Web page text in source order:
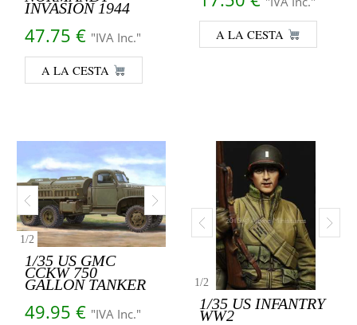
INVASION 1944
47.75 € "IVA Inc."
A LA CESTA
A LA CESTA
1 /2
1/35 US GMC
CCKW 750
GALLON TANKER
49.95 € "IVA Inc."
1/2
1/35 US INFANTRY
WW2